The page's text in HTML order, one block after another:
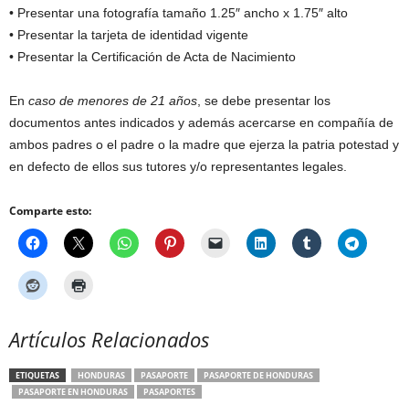
• Presentar una fotografía tamaño 1.25″ ancho x 1.75″ alto
• Presentar la tarjeta de identidad vigente
• Presentar la Certificación de Acta de Nacimiento
En caso de menores de 21 años, se debe presentar los
documentos antes indicados y además acercarse en compañía de
ambos padres o el padre o la madre que ejerza la patria potestad y
en defecto de ellos sus tutores y/o representantes legales.
Comparte esto:
Artículos Relacionados
ETIQUETAS HONDURAS PASAPORTE
PASAPORTE DE HONDURAS
PASAPORTE EN HONDURAS
PASAPORTES